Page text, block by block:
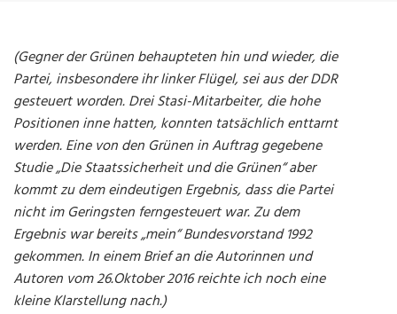
(Gegner der Grünen behaupteten hin und wieder, die
Partei, insbesondere ihr linker Flügel, sei aus der DDR
gesteuert worden. Drei Stasi-Mitarbeiter, die hohe
Positionen inne hatten, konnten tatsächlich enttarnt
werden. Eine von den Grünen in Auftrag gegebene
Studie „Die Staatssicherheit und die Grünen“ aber
kommt zu dem eindeutigen Ergebnis, dass die Partei
nicht im Geringsten ferngesteuert war. Zu dem
Ergebnis war bereits „mein“ Bundesvorstand 1992
gekommen. In einem Brief an die Autorinnen und
Autoren vom 26.Oktober 2016 reichte ich noch eine
kleine Klarstellung nach.)